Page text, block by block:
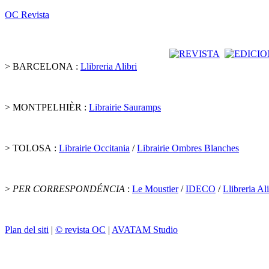
OC Revista
> BARCELONA : Llibreria Alibri
> MONTPELHIÈR : Librairie Sauramps
> TOLOSA : Librairie Occitania /Librairie Ombres Blanches
> PER CORRESPONDÉNCIA : Le Moustier/IDECO /Llibreria
Plan del siti | © revista OC | AVATAM Studio